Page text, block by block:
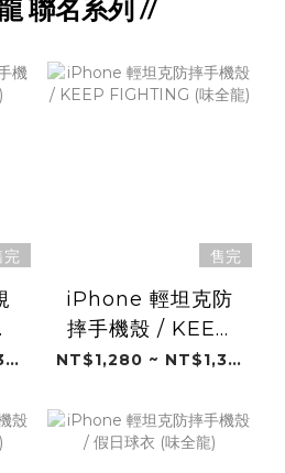
聯名系列 //
完
NT$1,280 ~ NT$1,380
售完
iPhone 輕坦克防
摔手機殼 / KEEP
FIGHTING (味全NT$1,280 ~ NT$1,380